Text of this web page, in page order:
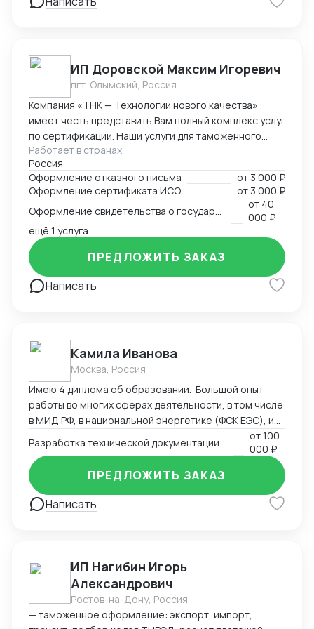
ИП Доровской Максим Игоревич
пгт. Олымский, Россия
Компания «ТНК — Технологии нового качества»
имеет честь представить Вам полный комплекс услуг
по сертификации. Наши услуги для таможенного
оформления, производства и реализации
продукции: - сертификат/декларация соответствия
Техническому регламенту Таможенного Союза (ТР
ТС) - сертификат/декларация соответствия ГОСТ Р -
сертификат/декларация /отказное письмо по
пожарной безопасности (ТР ПБ) - свидетельство о
государственной регистрации (СГР) - экспертное
заключение - отказное письмо для таможни/
торговли - заключение о перемещении продукции,
содержащей озоноразрущающие вещества
разработка и регистрация ТУ - добровольные
сертификаты - добровольные сертификаты по
пожарной безопасности - ИСО - РПО - Сертификаты
на услуги - Оценка деловой репутации и многие
другие разрешительные документы.
Работает в странах
Россия
Оформление отказного письма
от 3 000 ₽
Оформление сертификата ИСО
от 3 000 ₽
от 40
000 ₽
ещё 1 услуга
Написать
ПРЕДЛОЖИТЬ ЗАКАЗ
Камила Иванова
Москва, Россия
Имею 4 диплома об образовании. Большой опыт
работы во многих сферах деятельности, в том числе
в МИД РФ, в национальной энергетике (ФСК ЕЭС), и
максимальный опыт работы в регистрации
медицинских изделий, более 9 лет. Пишу
техническую документацию, инструкции, создаю
маркировку в соответствии с национальными
стандартами, ввожу изделия в оборот
(Росздравнадзор). Могу быть полезна также в
лаборатория и сертификационный центр.
от100
000 ₽
Написать
ПРЕДЛОЖИТЬ ЗАКАЗ
ИП Нагибин Игорь
Александрович
Ростов-на-Дону, Россия
— таможенное оформление: экспорт, импорт,